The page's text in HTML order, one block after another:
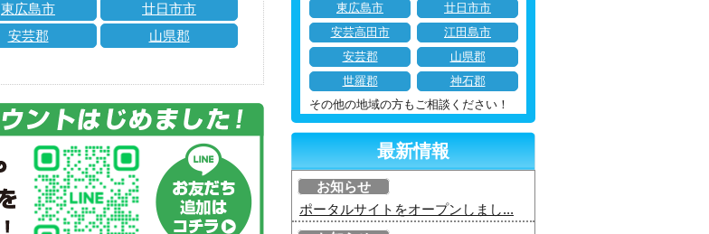
東広島市
廿日市市
安芸郡
山県郡
東広島市
廿日市市
安芸高田市
江田島市
安芸郡
山県郡
世羅郡
神石郡
その他の地域の方もご相談ください！
最新情報
お知らせ
ポータルサイトをオープンしまし...